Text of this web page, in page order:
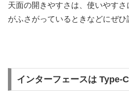
天面の開きやすさは、使いやす
がふさがっているときなどにぜひ
インターフェースは Type-